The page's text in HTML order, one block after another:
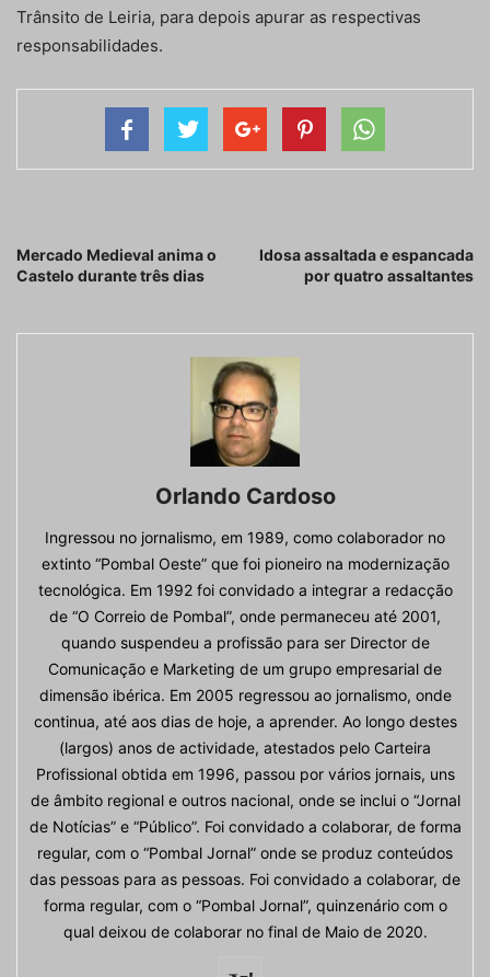
Trânsito de Leiria, para depois apurar as respectivas
responsabilidades.
Mercado Medieval anima o
Castelo durante três dias
Idosa assaltada e espancada
por quatro assaltantes
Orlando Cardoso
Ingressou no jornalismo, em 1989, como colaborador no
extinto “Pombal Oeste” que foi pioneiro na modernização
tecnológica. Em 1992 foi convidado a integrar a redacção
de “O Correio de Pombal”, onde permaneceu até 2001,
quando suspendeu a profissão para ser Director de
Comunicação e Marketing de um grupo empresarial de
dimensão ibérica. Em 2005 regressou ao jornalismo, onde
continua, até aos dias de hoje, a aprender. Ao longo destes
(largos) anos de actividade, atestados pelo Carteira
Profissional obtida em 1996, passou por vários jornais, uns
de âmbito regional e outros nacional, onde se inclui o “Jornal
de Notícias” e “Público”. Foi convidado a colaborar, de forma
regular, com o “Pombal Jornal” onde se produz conteúdos
das pessoas para as pessoas. Foi convidado a colaborar, de
forma regular, com o “Pombal Jornal”, quinzenário com o
qual deixou de colaborar no final de Maio de 2020.